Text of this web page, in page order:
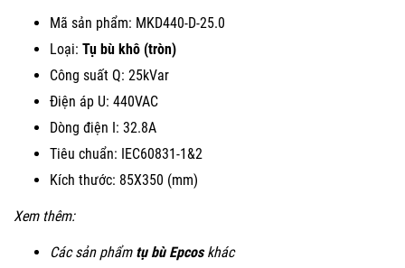
Mã sản phẩm: MKD440-D-25.0
Loại: Tụ bù khô (tròn)
Công suất Q: 25kVar
Điện áp U: 440VAC
Dòng điện I: 32.8A
Tiêu chuẩn: IEC60831-1&2
Kích thước: 85X350 (mm)
Xem thêm:
Các sản phẩm tụ bù Epcoskhác